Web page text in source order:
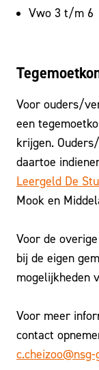
Vwo 3 t/m 6
Voor ouders/
een
krijgen.
daartoe
Leergeld De
Mook en
Voor de
bij de eigen
mogelijkheden
Voor meer
contact